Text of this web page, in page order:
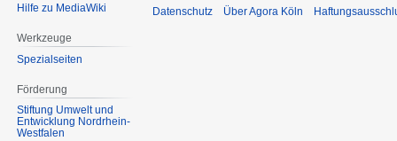
Hilfe zu MediaWiki
Werkzeuge
Spezialseiten
Förderung
Stiftung Umwelt und
Entwicklung Nordrhein-
Westfalen
Datenschutz Über Agora Köln